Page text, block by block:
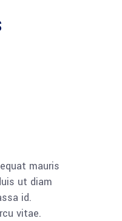
mauris
ut diam
id.
vitae.